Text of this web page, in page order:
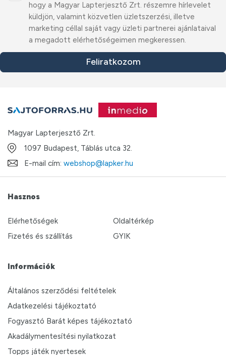
Feliratkozom
hogy a Magyar Lapterjesztő Zrt. részemre hírlevelet
küldjön, valamint közvetlen üzletszerzési, illetve
marketing céllal saját vagy üzleti partnerei ajánlataival
a megadott elérhetőségeimen megkeressen.
Magyar Lapterjesztő Zrt.
1097 Budapest, Táblás utca 32.
E-mail cím: webshop@lapker.hu
Hasznos
Elérhetőségek
Oldaltérkép
Fizetés és szállítás
GYIK
Információk
Általános szerződési feltételek
Adatkezelési tájékoztató
Fogyasztó Barát képes tájékoztató
Akadálymentesítési nyilatkozat
Topps játék nyertesek